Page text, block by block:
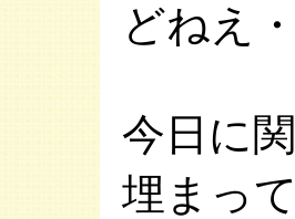
どねえ
今日に
埋まっ